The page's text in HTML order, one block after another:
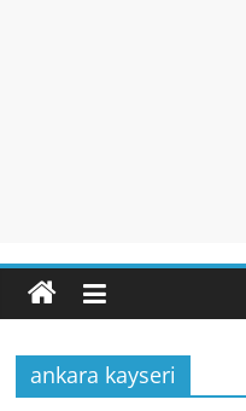
ankara kayseri